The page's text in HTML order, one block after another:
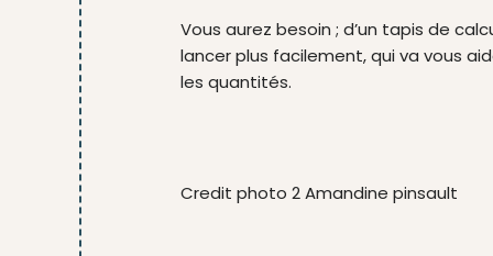
Vous aurez besoin ; d’un tapis de
lancer plus facilement, qui va vous
les quantités.
Credit photo 2 Amandine pinsault